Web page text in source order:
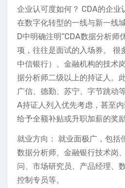
企业认可度如何？ CDA的企业
在数字化转型的一线与新一线
D中明确注明“CDA数据分析师
项，往往是面试的入场券。 很
中信银行）、金融机构的技术
据分析师二级以上的持证人。
广信、德勤、苏宁、字节跳动
A持证人列入优先考虑，甚至
给予全额补贴或升职加薪的奖励
就业方向： 就业面极广，包括
数据分析师、金融银行技术岗
问、市场研究员、产品经理、
控制专员等。